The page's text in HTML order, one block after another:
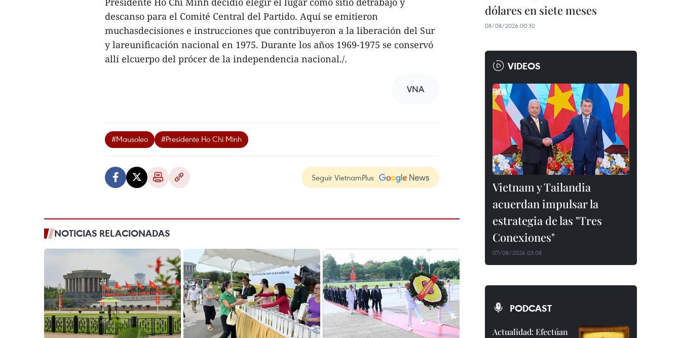
descanso para el Comité Central del Partido. Aquí se emitieron
muchasdecisiones e instrucciones que contribuyeron a la liberación del Sur
y lareunificación nacional en 1975. Durante los años 1969-1975 se conservó
allí elcuerpo del prócer de la independencia nacional./.
VNA
#Mausoleo #Presidente Ho Chi Minh
Seguir VietnamPlus
NOTICIAS RELACIONADAS
dólares en siete meses
08/08/2026 00:30
VIDEOS
Vietnam y Tailandia
acuerdan impulsar la
estrategia de las "Tres
Conexiones"
07/08/2026 03:08
PODCAST
Actualidad: Efectúan